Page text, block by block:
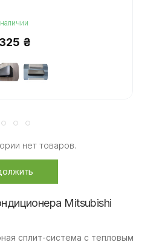
₴
нет товаров.
Mitsubishi
сплит-система с тепловым